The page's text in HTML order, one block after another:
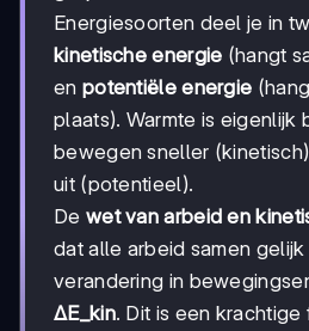
Energiesoorten deel je in
kinetische energie (hangt
en potentiële energie
plaats). Warmte is eigenlijk
bewegen sneller
uit (potentieel).
De wet van arbeid en
dat alle arbeid samen gelijk
verandering in
ΔE_kin. Dit is een krachtige